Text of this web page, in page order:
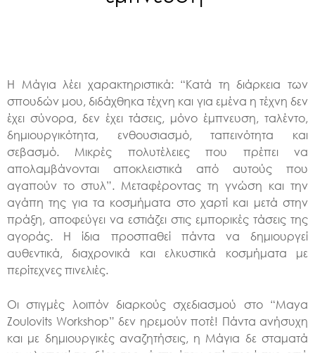
Η Μάγια λέει χαρακτηριστικά: “Κατά τη διάρκεια των
σπουδών μου, διδάχθηκα τέχνη και για εμένα η τέχνη δεν
έχει σύνορα, δεν έχει τάσεις, μόνο έμπνευση, ταλέντο,
δημιουργικότητα, ενθουσιασμό, ταπεινότητα και
σεβασμό. Μικρές πολυτέλειες που πρέπει να
απολαμβάνονται αποκλειστικά από αυτούς που
αγαπούν το στυλ”. Μεταφέροντας τη γνώση και την
αγάπη της για τα κοσμήματα στο χαρτί και μετά στην
πράξη, αποφεύγει να εστιάζει στις εμπορικές τάσεις της
αγοράς. Η ίδια προσπαθεί πάντα να δημιουργεί
αυθεντικά, διαχρονικά και ελκυστικά κοσμήματα με
περίτεχνες πινελιές.
Οι στιγμές λοιπόν διαρκούς σχεδιασμού στο “Maya
Zoulovits Workshop” δεν ηρεμούν ποτέ! Πάντα ανήσυχη
και με δημιουργικές αναζητήσεις, η Μάγια δε σταματά